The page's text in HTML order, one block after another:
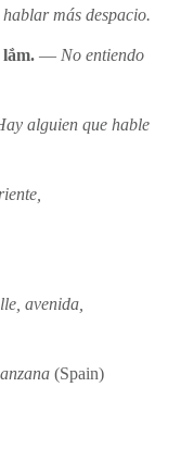
más despacio.
— No entiendo
alguien que hable
avenida,
(Spain)